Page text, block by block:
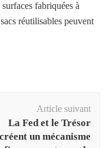
fabriquées à
réutilisables peuvent
Article suivant
La Fed et le Trésor
créent un mécanisme